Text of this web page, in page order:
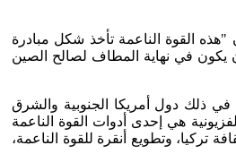
الولايات المتحدة وحاولت فرض سيطرتها من خلال قوتها الناعمة. وفي الصين، يقول "إريك لي" في مجلة فورين بوليسي (2018م) بأن "هذه القوة الناعمة تأخذ شكل مبادرة
أن يكون في نهاية المطاف لصالح الصين
وقد ذاع صيتها منذ منتصف عام 2010م، في منطقة جغرافية واسعة بما في ذلك دول أمريكا الجنوبية والشرق
هي إحدى أدوات القوة الناعمة
وتطويع أنقرة للقوة الناعمة،